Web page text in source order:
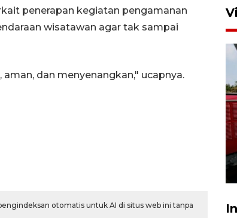
penerapan kegiatan pengamanan
wisatawan agar tak sampai
dan menyenangkan," ucapnya.
otomatis untuk AI di situs web ini tanpa